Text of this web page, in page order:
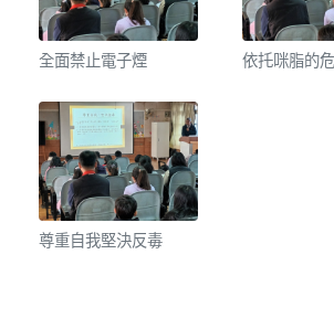
全面禁止電子煙 依托咪脂的
尊重自我堅決反毒